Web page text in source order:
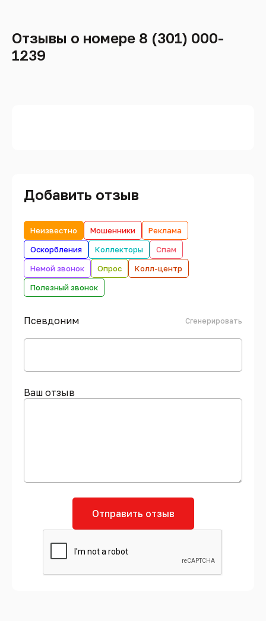
Отзывы о номере 8 (301) 000-
1239
Добавить отзыв
Неизвестно Мошенники
Реклама
Оскорбления
Коллекторы
Спам
Немой звонок
Опрос
Колл-центр
Полезный звонок
Псевдоним Сгенерировать
Ваш отзыв
Отправить отзыв